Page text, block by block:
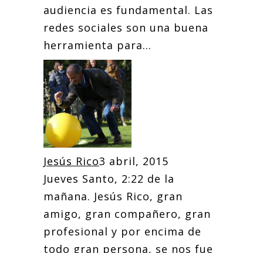
audiencia es fundamental. Las
redes sociales son una buena
herramienta para...
Jesús Rico3 abril, 2015
Jueves Santo, 2:22 de la
mañana. Jesús Rico, gran
amigo, gran compañero, gran
profesional y por encima de
todo gran persona, se nos fue